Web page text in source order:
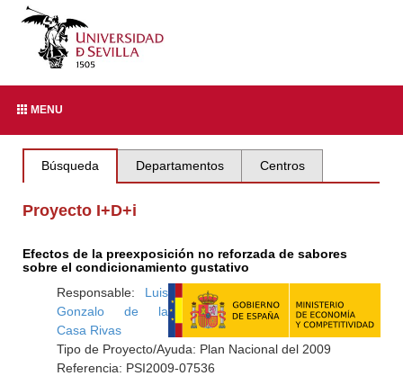
MENU
Búsqueda Departamentos Centros
Proyecto I+D+i
Efectos de la preexposición no reforzada de sabores
sobre el condicionamiento gustativo
Responsable: Luis
Gonzalo de la
Casa Rivas
Tipo de Proyecto/Ayuda: Plan Nacional del 2009
Referencia: PSI2009-07536